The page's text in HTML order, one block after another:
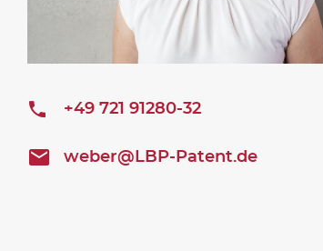
+49 721 91280-32
weber@LBP-Patent.de